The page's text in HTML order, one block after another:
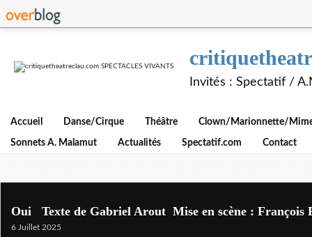
Invités : Spectatif /
Accueil Danse/Cirque Théâtre Clown/Marionnette/
Sonnets A. Malamut Actualités Spectatif.com Contact
Oui Texte de Gabriel Arout Mise en scène : François
6 Juillet 2025